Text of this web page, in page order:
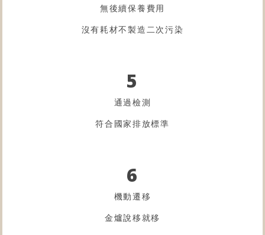
無後續保養費用
沒有耗材不製造二次污染
5
通過檢測
符合國家排放標準
6
機動遷移
金爐說移就移